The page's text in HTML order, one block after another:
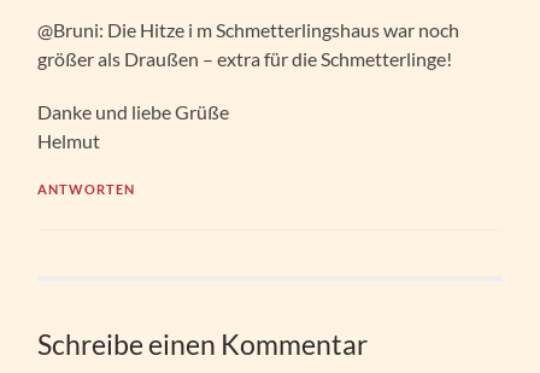
@Bruni: Die Hitze i m Schmetterlingshaus war noch
größer als Draußen – extra für die Schmetterlinge!
Danke und liebe Grüße
Helmut
ANTWORTEN
Schreibe einen Kommentar